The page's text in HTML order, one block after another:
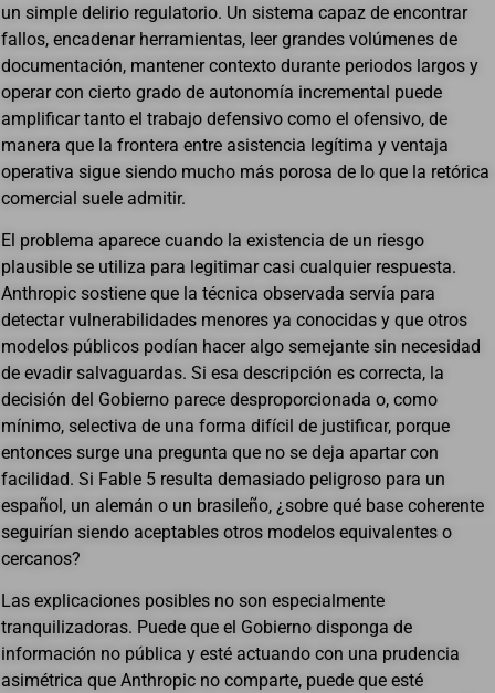
un simple delirio regulatorio. Un sistema capaz de encontrar
fallos, encadenar herramientas, leer grandes volúmenes de
documentación, mantener contexto durante periodos largos y
operar con cierto grado de autonomía incremental puede
amplificar tanto el trabajo defensivo como el ofensivo, de
manera que la frontera entre asistencia legítima y ventaja
operativa sigue siendo mucho más porosa de lo que la retórica
comercial suele admitir.
El problema aparece cuando la existencia de un riesgo
plausible se utiliza para legitimar casi cualquier respuesta.
Anthropic sostiene que la técnica observada servía para
detectar vulnerabilidades menores ya conocidas y que otros
modelos públicos podían hacer algo semejante sin necesidad
de evadir salvaguardas. Si esa descripción es correcta, la
decisión del Gobierno parece desproporcionada o, como
mínimo, selectiva de una forma difícil de justificar, porque
entonces surge una pregunta que no se deja apartar con
facilidad. Si Fable 5 resulta demasiado peligroso para un
español, un alemán o un brasileño, ¿sobre qué base coherente
seguirían siendo aceptables otros modelos equivalentes o
cercanos?
Las explicaciones posibles no son especialmente
tranquilizadoras. Puede que el Gobierno disponga de
información no pública y esté actuando con una prudencia
asimétrica que Anthropic no comparte, puede que esté